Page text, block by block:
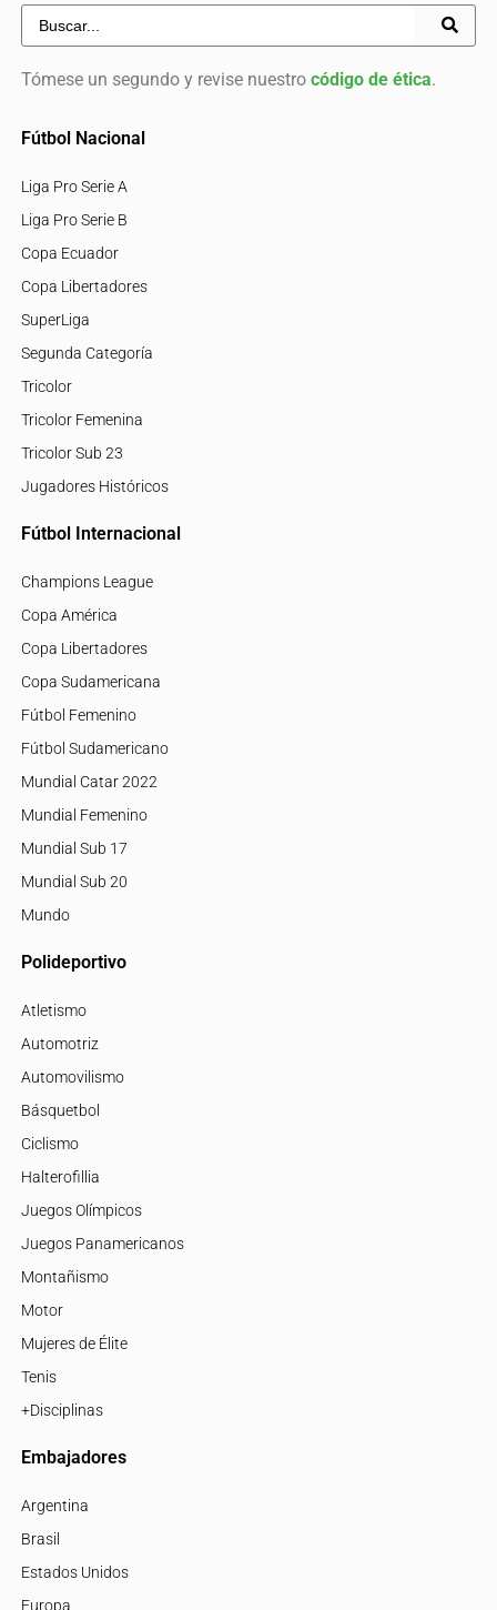
Tómese un segundo y revise nuestro código de ética.
Fútbol Nacional
Liga Pro Serie A
Liga Pro Serie B
Copa Ecuador
Copa Libertadores
SuperLiga
Segunda Categoría
Tricolor
Tricolor Femenina
Tricolor Sub 23
Jugadores Históricos
Fútbol Internacional
Champions League
Copa América
Copa Libertadores
Copa Sudamericana
Fútbol Femenino
Fútbol Sudamericano
Mundial Catar 2022
Mundial Femenino
Mundial Sub 17
Mundial Sub 20
Mundo
Polideportivo
Atletismo
Automotriz
Automovilismo
Básquetbol
Ciclismo
Halterofillia
Juegos Olímpicos
Juegos Panamericanos
Montañismo
Motor
Mujeres de Élite
Tenis
+Disciplinas
Embajadores
Argentina
Brasil
Estados Unidos
Europa